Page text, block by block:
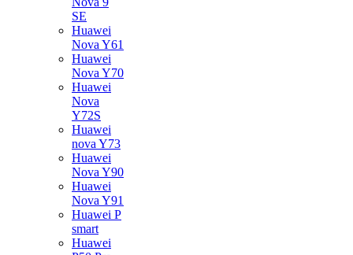
SE
Huawei
Nova Y61
Huawei
Nova Y70
Huawei
Nova
Y72S
Huawei
nova Y73
Huawei
Nova Y90
Huawei
Nova Y91
Huawei P
smart
Huawei